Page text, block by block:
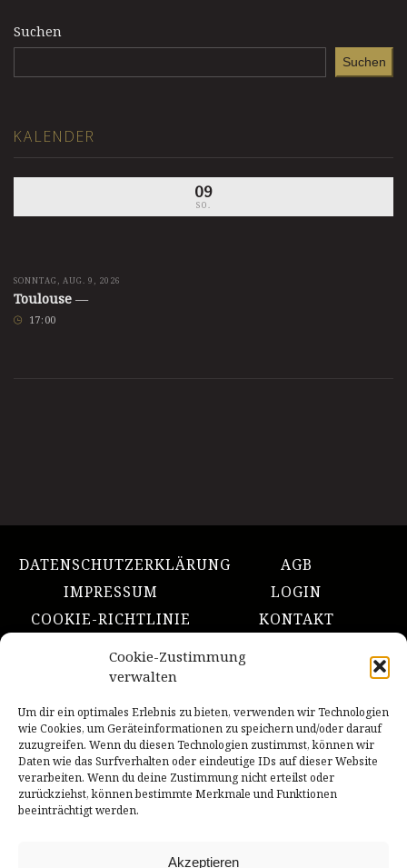
Cookie-Zustimmung
verwalten
Um dir ein optimales Erlebnis zu bieten, verwenden wir Technologien
wie Cookies, um Geräteinformationen zu speichern und/oder darauf
zuzugreifen. Wenn du diesen Technologien zustimmst, können wir
Daten wie das Surfverhalten oder eindeutige IDs auf dieser Website
verarbeiten. Wenn du deine Zustimmung nicht erteilst oder
zurückziehst, können bestimmte Merkmale und Funktionen
beeinträchtigt werden.
Akzeptieren
Suchen
Suchen
KALENDER
09
SO.
SONNTAG, AUG. 9, 2026
Toulouse —
17: 00
DATENSCHUTZERKLÄRUNG
AGB
IMPRESSUM
LOGIN
COOKIE-RICHTLINIE
KONTAKT
NACH OBEN
INNszenierung
Theater in & um Rosenheim
Ein Herzliches Dankeschön!